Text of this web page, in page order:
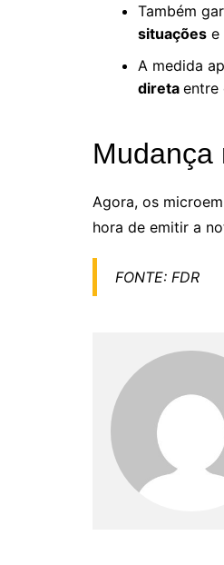
Também
situações e
A medida
direta entre
Mudança
Agora, os
hora de emitir a
FONTE: FDR